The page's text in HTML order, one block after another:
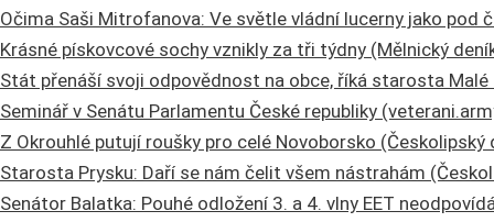
Očima Saši Mitrofanova: Ve světle vládní lucerny jako pod
Krásné pískovcové sochy vznikly za tři týdny (Mělnický
Stát přenáší svoji odpovědnost na obce, říká starosta
Seminář v Senátu Parlamentu České republiky
Z Okrouhlé putují roušky pro celé Novoborsko (Českolipský
Starosta Prysku: Daří se nám čelit všem nástrahám
Senátor Balatka: Pouhé odložení 3. a 4. vlny EET